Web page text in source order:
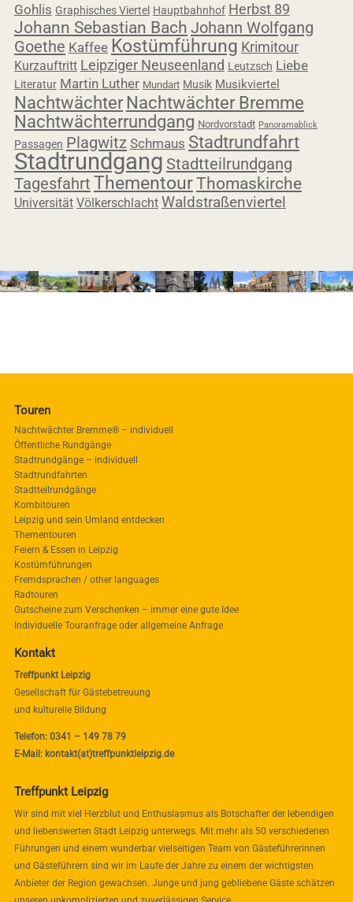
Gohlis Graphisches Viertel Hauptbahnhof Herbst 89
Johann Sebastian Bach Johann Wolfgang
Goethe Kaffee Kostümführung Krimitour
Kurzauftritt Leipziger Neuseenland Leutzsch Liebe
Literatur Martin Luther Mundart Musik Musikviertel
NachtwächterNachtwächter Bremme
Nachtwächterrundgang Nordvorstadt Panoramablick
Passagen Plagwitz Schmaus Stadtrundfahrt
Stadtrundgang Stadtteilrundgang
Tagesfahrt ThementourThomaskirche
Universität Völkerschlacht Waldstraßenviertel
Touren
Nachtwächter Bremme® – individuell
Öffentliche Rundgänge
Stadtrundgänge – individuell
Stadtrundfahrten
Stadtteilrundgänge
Kombitouren
Leipzig und sein Umland entdecken
Thementouren
Feiern & Essen in Leipzig
Kostümführungen
Fremdsprachen / other languages
Radtouren
Gutscheine zum Verschenken – immer eine gute Idee
Individuelle Touranfrage oder allgemeine Anfrage
Kontakt
Treffpunkt Leipzig
Gesellschaft für Gästebetreuung
und kulturelle Bildung
Telefon: 0341 – 149 78 79
E-Mail: kontakt(at)treffpunktleipzig.de
Treffpunkt Leipzig
Wir sind mit viel Herzblut und Enthusiasmus als Botschafter der lebendigen
und liebenswerten Stadt Leipzig unterwegs. Mit mehr als 50 verschiedenen
Führungen und einem wunderbar vielseitigen Team von Gästeführerinnen
und Gästeführern sind wir im Laufe der Jahre zu einem der wichtigsten
Anbieter der Region gewachsen. Junge und jung gebliebene Gäste schätzen